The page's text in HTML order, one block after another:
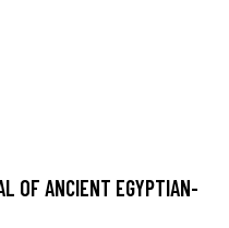
OF ANCIENT EGYPTIAN-